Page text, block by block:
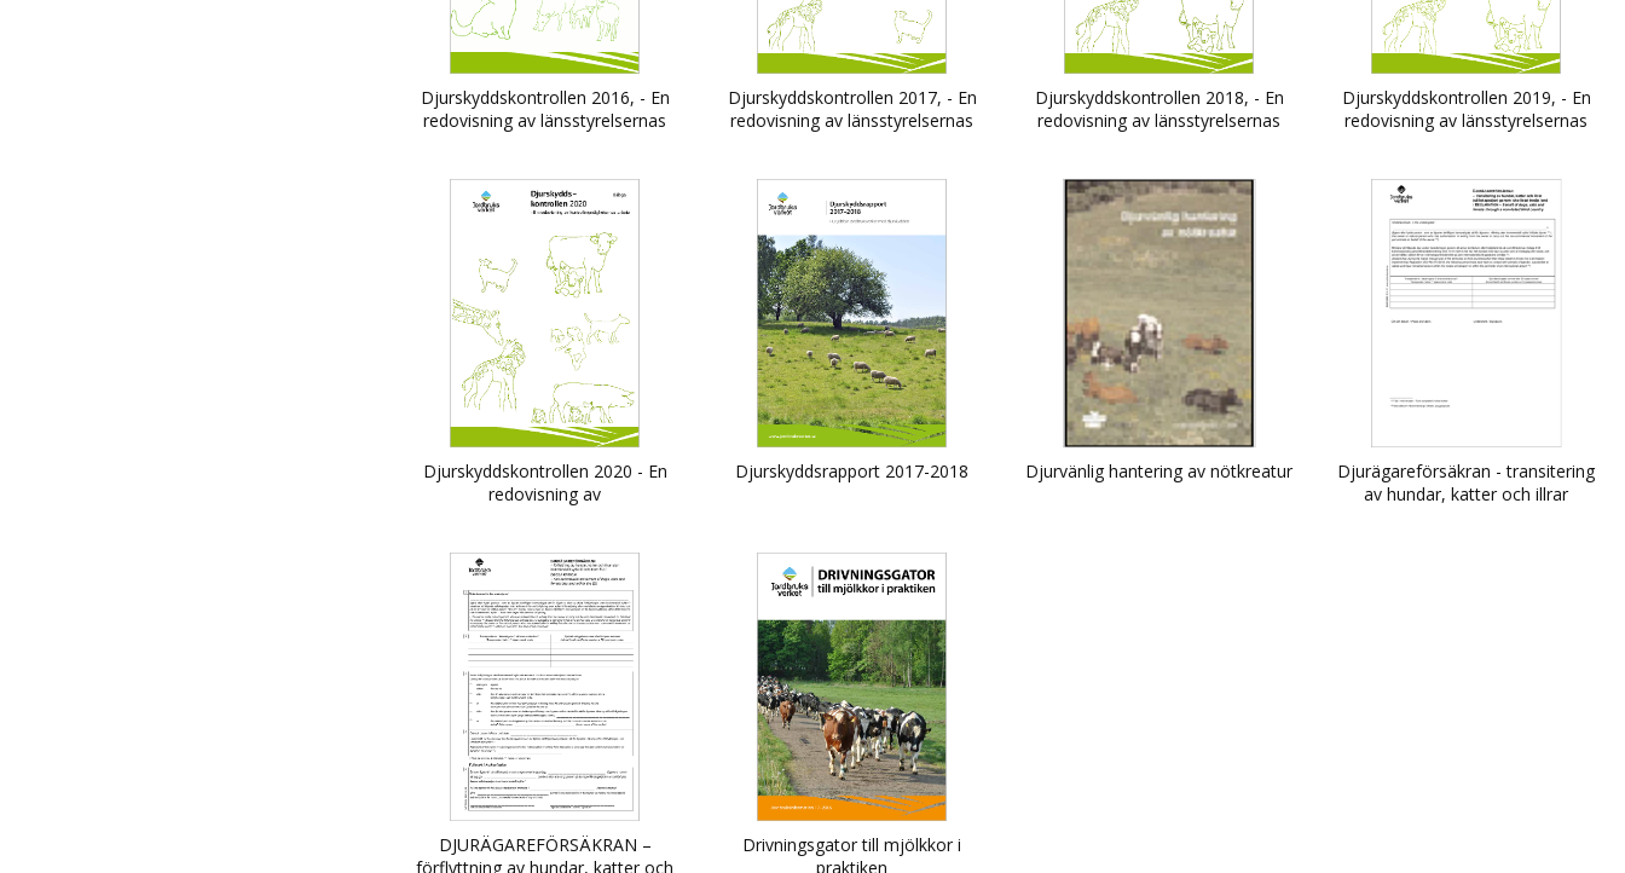
Djurskyddskontrollen 2016, - En
redovisning av länsstyrelsernas
Djurskyddskontrollen 2017, - En
redovisning av länsstyrelsernas
Djurskyddskontrollen 2018, - En
redovisning av länsstyrelsernas
Djurskyddskontrollen 2019, - En
redovisning av länsstyrelsernas
Djurskyddskontrollen 2020 - En
redovisning av
Djurskyddsrapport 2017-2018 Djurvänlig hantering av nötkreatur
Djurägareförsäkran - transitering
av hundar, katter och illrar
DJURÄGAREFÖRSÄKRAN –
förflyttning av hundar, katter och
Drivningsgator till mjölkkor i
praktiken